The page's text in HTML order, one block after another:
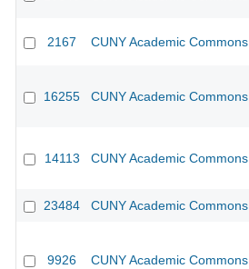
2167 CUNY Academic Commons
16255 CUNY Academic Commons
14113 CUNY Academic Commons
23484 CUNY Academic Commons
9926 CUNY Academic Commons